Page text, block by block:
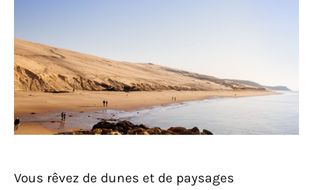
Vous rêvez de dunes et de paysages